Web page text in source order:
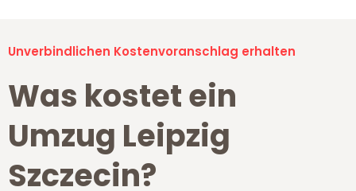
Unverbindlichen Kostenvoranschlag erhalten
Was kostet ein
Umzug Leipzig
Szczecin?